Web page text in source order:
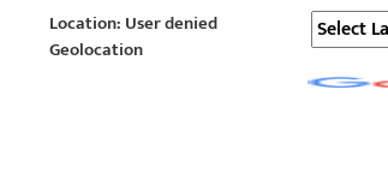
Location: User denied
Geolocation